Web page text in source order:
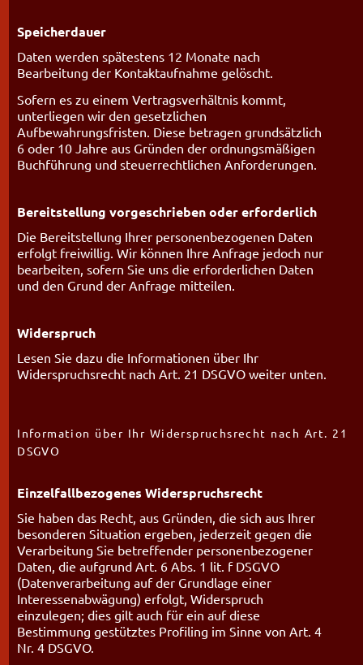
Speicherdauer
Daten werden spätestens 12 Monate nach
Bearbeitung der Kontaktaufnahme gelöscht.
Sofern es zu einem Vertragsverhältnis kommt,
unterliegen wir den gesetzlichen
Aufbewahrungsfristen. Diese betragen grundsätzlich
6 oder 10 Jahre aus Gründen der ordnungsmäßigen
Buchführung und steuerrechtlichen Anforderungen.
Bereitstellung vorgeschrieben oder erforderlich
Die Bereitstellung Ihrer personenbezogenen Daten
erfolgt freiwillig. Wir können Ihre Anfrage jedoch nur
bearbeiten, sofern Sie uns die erforderlichen Daten
und den Grund der Anfrage mitteilen.
Widerspruch
Lesen Sie dazu die Informationen über Ihr
Widerspruchsrecht nach Art. 21 DSGVO weiter unten.
Information über Ihr Widerspruchsrecht nach Art. 21
DSGVO
Einzelfallbezogenes Widerspruchsrecht
Sie haben das Recht, aus Gründen, die sich aus Ihrer
besonderen Situation ergeben, jederzeit gegen die
Verarbeitung Sie betreffender personenbezogener
Daten, die aufgrund Art. 6 Abs. 1 lit. f DSGVO
(Datenverarbeitung auf der Grundlage einer
Interessenabwägung) erfolgt, Widerspruch
einzulegen; dies gilt auch für ein auf diese
Bestimmung gestütztes Profiling im Sinne von Art. 4
Nr. 4 DSGVO.